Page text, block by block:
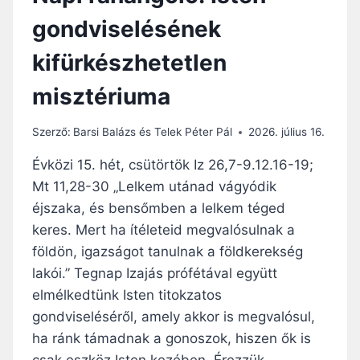
E
E
L
L
V
E
A
Z
R
K
K
É
A
L
Ó
S
Á
G
gondviselésének
kifürkészhetetlen
misztériuma
Szerző: Barsi Balázs és Telek Péter Pál 2026. július 16.
Évközi 15. hét, csütörtök Iz 26,7-9.12.16-19;
Mt 11,28-30 „Lelkem utánad vágyódik
éjszaka, és bensőmben a lelkem téged
keres. Mert ha ítéleteid megvalósulnak a
földön, igazságot tanulnak a földkerekség
lakói.” Tegnap Izajás prófétával együtt
elmélkedtünk Isten titokzatos
gondviseléséről, amely akkor is megvalósul,
ha ránk támadnak a gonoszok, hiszen ők is